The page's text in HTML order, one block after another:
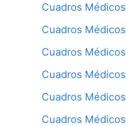
Cuadros
Cuadros
Cuadros
Cuadros
Cuadros
Cuadros